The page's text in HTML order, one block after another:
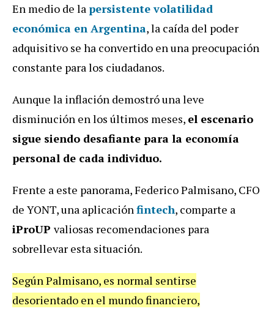
En medio de lapersistente volatilidad
económica en Argentina, la caída del poder
adquisitivo se ha convertido en una preocupación
constante para los ciudadanos.
Aunque la inflación demostró una leve
disminución en los últimos meses, el escenario
sigue siendo desafiante para la economía
personal de cada individuo.
Frente a este panorama, Federico Palmisano, CFO
de YONT, una aplicaciónfintech, comparte a
iProUP valiosas recomendaciones para
sobrellevar esta situación.
Según Palmisano, es normal sentirse
desorientado en el mundo financiero,